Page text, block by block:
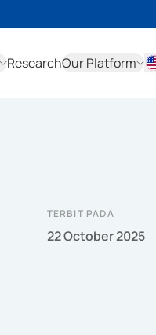
ResearchOur Platform
TERBIT PADA
22 October 2025